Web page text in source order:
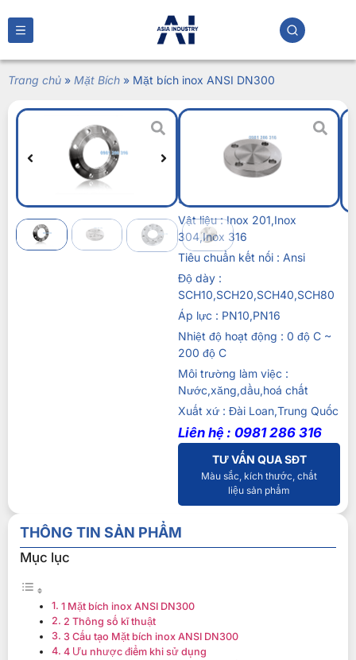
Trang chủ » Mặt Bích » Mặt bích inox ANSI DN300
Mặt bích inox ANSI
DN300
ích thước : DN300,12″ hay phi
324
Vật liệu : Inox 201,Inox
304,Inox 316
Tiêu chuẩn kết nối : Ansi
Độ dày :
SCH10,SCH20,SCH40,SCH80
Áp lực : PN10,PN16
Nhiệt độ hoạt động : 0 độ C ~
200 độ C
Môi trường làm việc :
Nước,xăng,dầu,hoá chất
Xuất xứ : Đài Loan,Trung Quốc
Liên hệ : 0981 286 316
TƯ VẤN QUA SĐT
Màu sắc, kích thước, chất
liệu sản phẩm
THÔNG TIN SẢN PHẨM
Mục lục
1 Mặt bích inox ANSI DN300
2 Thông số kĩ thuật
3 Cấu tạo Mặt bích inox ANSI DN300
4 Ưu nhược điểm khi sử dụng